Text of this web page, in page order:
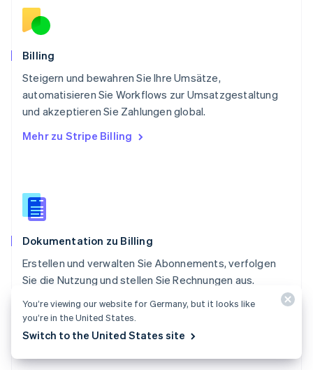
Billing
Steigern und bewahren Sie Ihre Umsätze,
automatisieren Sie Workflows zur Umsatzgestaltung
und akzeptieren Sie Zahlungen global.
Mehr zu Stripe Billing
Dokumentation zu Billing
Erstellen und verwalten Sie Abonnements, verfolgen
Sie die Nutzung und stellen Sie Rechnungen aus.
Dokumentation im Detail
Schweden
Svenska
Schweiz
Deutsch
Singapur
English简体中文
Slowakei
English
Slowenien
English
Spanien
Thailand
Tschechische Republik
English
English
Vereinigte Arabische Emirate
English
EnglishEspañol简体中文
You’re viewing our website for Germany, but it looks like
you’re in the United States.
Switch to the United States site